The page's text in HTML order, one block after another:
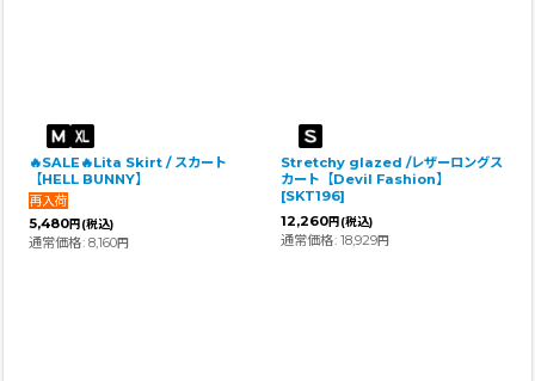
🔥SALE🔥Lita Skirt / スカート
【HELL BUNNY】
5,480円 (税込)
通常価格: 8,160円
Stretchy glazed /レザーロングス
カート【Devil Fashion】
[SKT196]
12,260円 (税込)
通常価格: 18,929円